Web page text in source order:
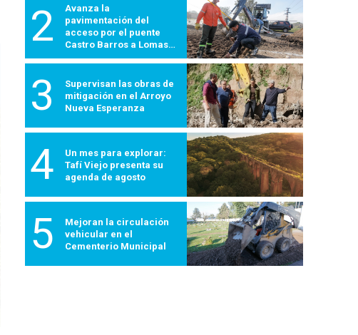
2
Avanza la
pavimentación del
acceso por el puente
Castro Barros a Lomas
600
3
Supervisan las obras de
mitigación en el Arroyo
Nueva Esperanza
4
Un mes para explorar:
Tafí Viejo presenta su
agenda de agosto
5
Mejoran la circulación
vehicular en el
Cementerio Municipal